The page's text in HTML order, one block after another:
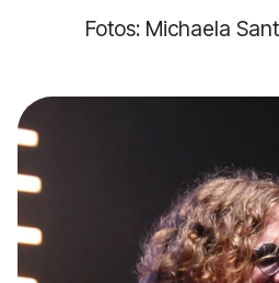
Fotos: Michaela